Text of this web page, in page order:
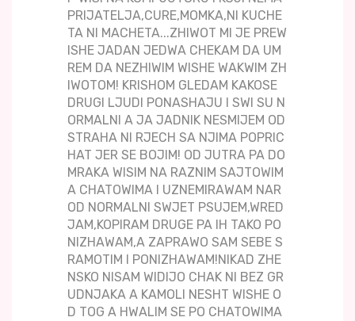
PRIJATELJA,CURE,MOMKA,NI KUCHE
TA NI MACHETA...ZHIWOT MI JE PREW
ISHE JADAN JEDWA CHEKAM DA UM
REM DA NEZHIWIM WISHE WAKWIM ZH
IWOTOM! KRISHOM GLEDAM KAKOSE
DRUGI LJUDI PONASHAJU I SWI SU N
ORMALNI A JA JADNIK NESMIJEM OD
STRAHA NI RJECH SA NJIMA POPRIC
HAT JER SE BOJIM! OD JUTRA PA DO
MRAKA WISIM NA RAZNIM SAJTOWIM
A CHATOWIMA I UZNEMIRAWAM NAR
OD NORMALNI SWJET PSUJEM,WRED
JAM,KOPIRAM DRUGE PA IH TAKO PO
NIZHAWAM,A ZAPRAWO SAM SEBE S
RAMOTIM I PONIZHAWAM!NIKAD ZHE
NSKO NISAM WIDIJO CHAK NI BEZ GR
UDNJAKA A KAMOLI NESHT WISHE O
D TOG A HWALIM SE PO CHATOWIMA